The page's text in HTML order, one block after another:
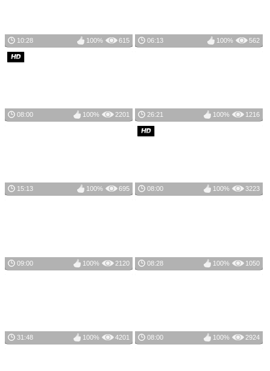
10:28 615
100% 06:13 562
100%
08:00 2201
100% 26:21 1216
100%
15:13 695
100% 08:00 3223
100%
09:00 2120
100% 08:28 1050
100%
31:48 4201
100% 08:00 2924
100%